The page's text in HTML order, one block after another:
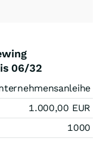
06/32
1.000,00 EUR
1000